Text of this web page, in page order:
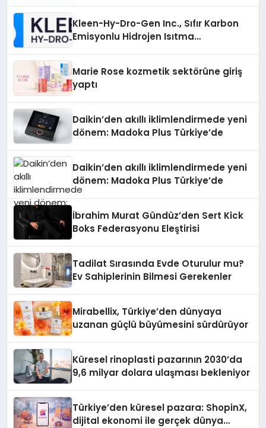
Kleen-Hy-Dro-Gen Inc., Sıfır Karbon
Emisyonlu Hidrojen Isıtma
Marie Rose kozmetik sektörüne giriş
yaptı
Daikin’den akıllı iklimlendirmede yeni
dönem: Madoka Plus Türkiye’de
Daikin’den akıllı iklimlendirmede yeni
dönem: Madoka Plus Türkiye’de
İbrahim Murat Gündüz’den Sert Kick
Boks Federasyonu Eleştirisi
Tadilat Sırasında Evde Oturulur mu?
Ev Sahiplerinin Bilmesi Gerekenler
Mirabellix, Türkiye’den dünyaya
uzanan güçlü büyümesini sürdürüyor
Küresel rinoplasti pazarının 2030’da
9,6 milyar dolara ulaşması bekleniyor
Türkiye’den küresel pazara: ShopinX,
dijital ekonomi ile gerçek dünya